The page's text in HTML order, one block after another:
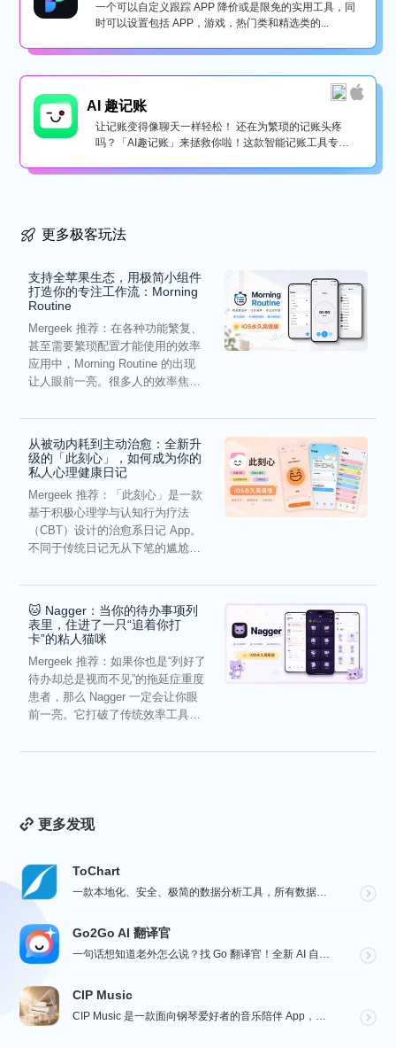
一个可以自定义跟踪 APP 降价或是限免的实用工具，同
时可以设置包括 APP，游戏，热门类和精选类的...
AI 趣记账
让记账变得像聊天一样轻松！ 还在为繁琐的记账头疼
吗？「AI趣记账」来拯救你啦！这款智能记账工具专为
更多极客玩法
支持全苹果生态，用极简小组件
打造你的专注工作流：Morning
Routine
Mergeek 推荐：在各种功能繁复、
甚至需要繁琐配置才能使用的效率
应用中，Morning Routine 的出现
让人眼前一亮。很多人的效率焦
从被动内耗到主动治愈：全新升
级的「此刻心」，如何成为你的
私人心理健康日记
Mergeek 推荐：「此刻心」是一款
基于积极心理学与认知行为疗法
（CBT）设计的治愈系日记 App。
不同于传统日记无从下笔的尴尬，
🐱 Nagger：当你的待办事项列
表里，住进了一只“追着你打
卡”的粘人猫咪
Mergeek 推荐：如果你也是“列好了
待办却总是视而不见”的拖延症重度
患者，那么 Nagger 一定会让你眼
前一亮。它打破了传统效率工具冰
更多发现
ToChart
一款本地化、安全、极简的数据分析工具，所有数据处理均在您的设备上完成，绝不离开本地。Windows、...
Go2Go AI 翻译官
一句话想知道老外怎么说？找 Go 翻译官！全新 AI 自适应感知翻译，听语音看图片写文字全能，心里想...
CIP Music
CIP Music 是一款面向钢琴爱好者的音乐陪伴 App，收录热门影视、动漫、游戏与最新 K-PO...